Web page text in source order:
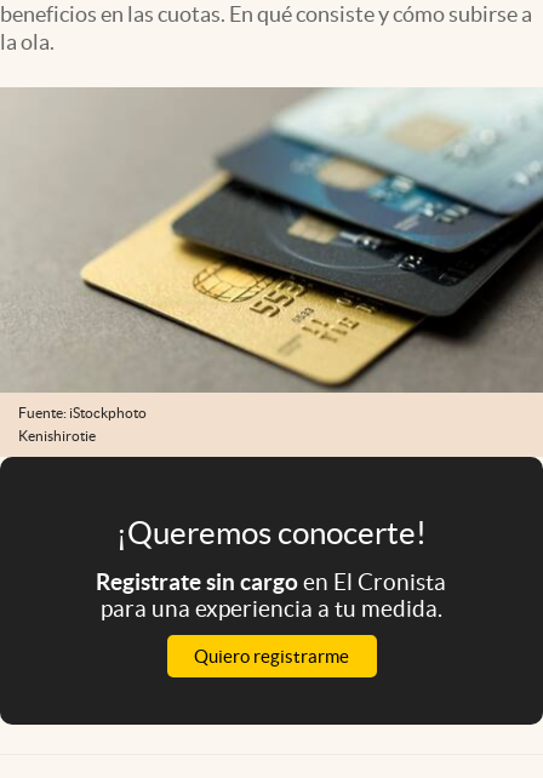
Apertura
Eventos Corporativos
El Cronista Studio
Argentina
beneficios en las cuotas. En qué consiste y cómo subirse a
la ola.
Fuente: iStockphoto
Kenishirotie
¡Queremos conocerte!
Registrate sin cargoen El Cronista
para una experiencia a tu medida.
Quiero registrarme